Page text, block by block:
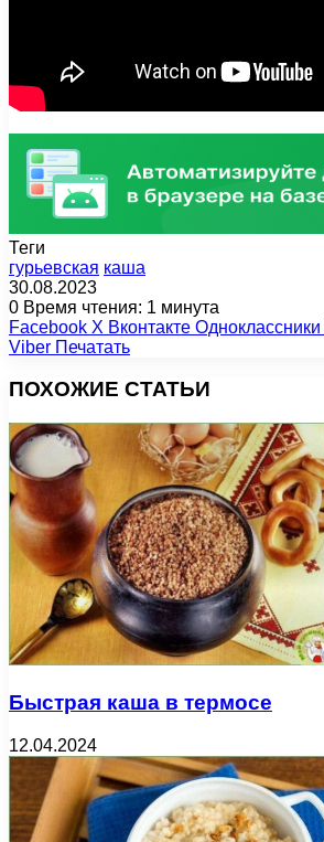
Теги
гурьевская каша
30.08.2023
0 Время чтения: 1 минута
Facebook X Вконтакте Одноклассники
Viber Печатать
ПОХОЖИЕ СТАТЬИ
Быстрая каша в термосе
12.04.2024